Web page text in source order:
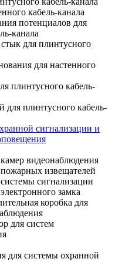
кабель-канала
потенциалов для
канала
для плинтусного
для настенного
плинтусного кабель-
для плинтусного кабель-
сигнализации и
видеонаблюдения
извещателей
сигнализации
замка
коробка для
для систем
для системы охранной